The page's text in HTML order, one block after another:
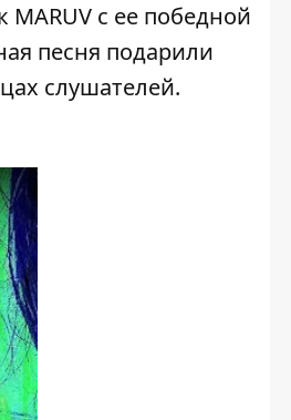
MARUV с ее победной
песня подарили
слушателей.